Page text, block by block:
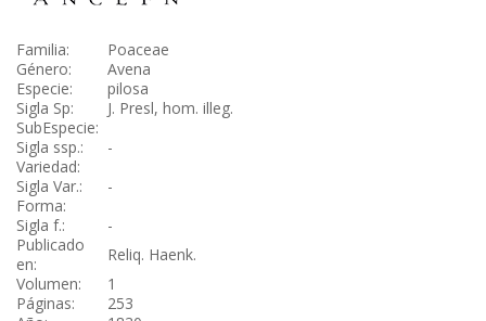
Familia:
Poaceae
Género:
Avena
Especie:
pilosa
Sigla Sp:
J. Presl, hom. illeg.
SubEspecie:
Sigla ssp.:
-
Variedad:
Sigla Var.:
-
Forma:
Sigla f.:
-
Publicado
en:
Reliq. Haenk.
Volumen:
1
Páginas:
253